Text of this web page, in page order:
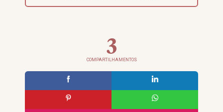
3
COMPARTILHAMENTOS